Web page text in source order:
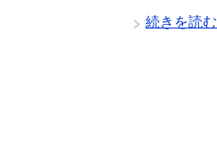
続きを読む